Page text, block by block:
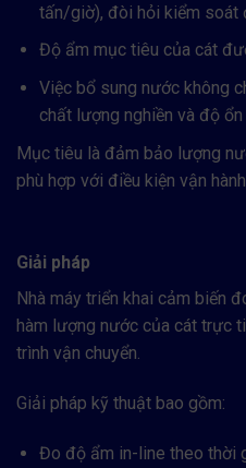
tấn/giờ), đòi hỏi kiểm soát
Độ ẩm mục tiêu của cát
Việc bổ sung nước không
chất lượng nghiền và độ
Mục tiêu là đảm bảo lượng
phù hợp với điều kiện vận
Giải pháp
Nhà máy triển khai cảm biến
hàm lượng nước của cát trực
trình vận chuyển.
Giải pháp kỹ thuật bao gồm:
Đo độ ẩm in-line theo thời